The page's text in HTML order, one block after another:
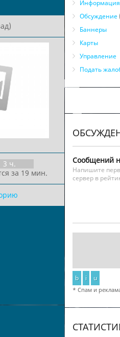
3 ч.
за 19 мин.
Информация
Обсуждение
Баннеры
Карты
Управление
Подать
Сообщений
Напишите
сервер в
b i u
* Спам и